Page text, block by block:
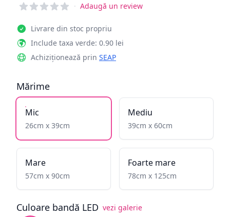
Reviews
· Adaugă un review
Livrare din stoc propriu
Include taxa verde: 0.90 lei
Achiziționează prin SEAP
Mărime
Mic
26cm x 39cm
Mediu
39cm x 60cm
Mare
57cm x 90cm
Foarte mare
78cm x 125cm
Culoare bandă LED vezi galerie